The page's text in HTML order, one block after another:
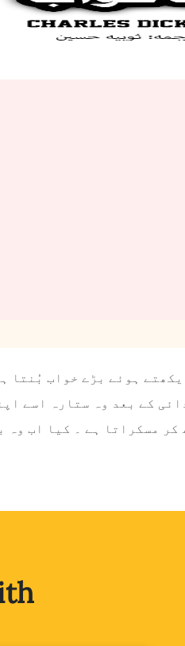
ہوئے بڑے خواب بُنتا
کے بعد وہ ستارہ اسے
مسکراتا ہے ۔ کیا اب